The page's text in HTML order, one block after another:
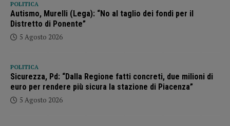
POLITICA
Autismo, Murelli (Lega): “No al taglio dei fondi per il
Distretto di Ponente”
5 Agosto 2026
POLITICA
Sicurezza, Pd: “Dalla Regione fatti concreti, due milioni di
euro per rendere più sicura la stazione di Piacenza”
5 Agosto 2026